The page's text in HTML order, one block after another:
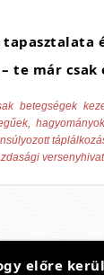
tapasztalata
te már csak
betegségek
előre